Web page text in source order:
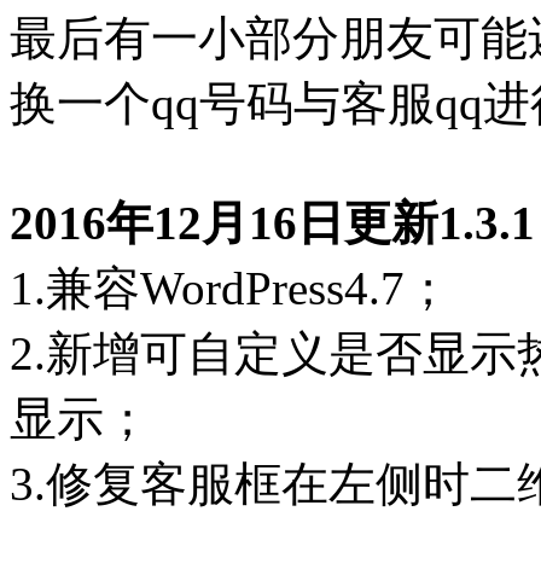
最后有一小部分朋友可
换一个qq号码与客服qq
2016年12月16日更新
1.兼容WordPress4.7；
2.新增可自定义是否显
显示；
3.修复客服框在左侧时二